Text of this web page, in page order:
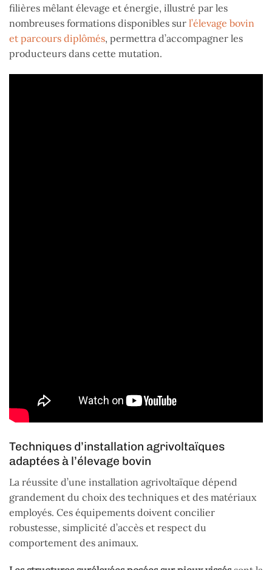
filières mêlant élevage et énergie, illustré par les
nombreuses formations disponibles sur l’élevage bovin
et parcours diplômés, permettra d’accompagner les
producteurs dans cette mutation.
Techniques d’installation agrivoltaïques
adaptées à l’élevage bovin
La réussite d’une installation agrivoltaïque dépend
grandement du choix des techniques et des matériaux
employés. Ces équipements doivent concilier
robustesse, simplicité d’accès et respect du
comportement des animaux.